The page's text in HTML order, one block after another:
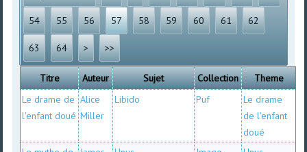
54 55 56 57 58 59 60 61 62
63 64 > >>
Titre Auteur Sujet Collection
Theme
Le drame de
l'enfant doué
Alice
Miller
Libido Puf
Le drame
de l'enfant
doué